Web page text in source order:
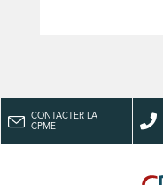
CONTACTER LA
CPME